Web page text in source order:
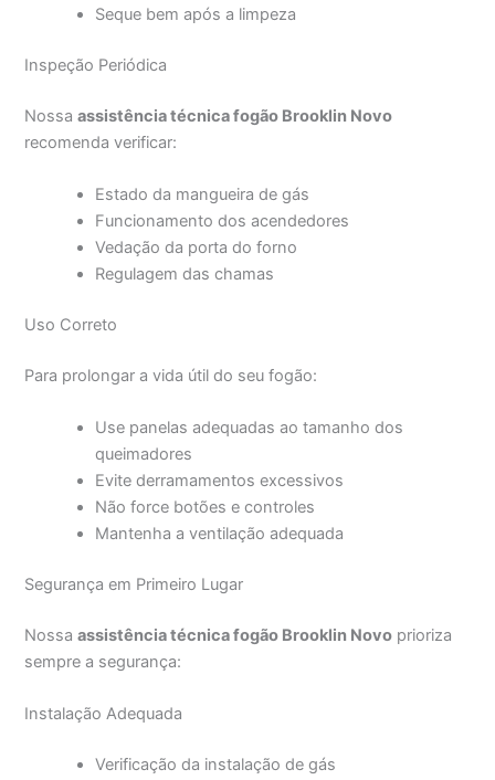
Seque bem após a limpeza
Inspeção Periódica
Nossaassistência técnica fogão Brooklin Novo
recomenda verificar:
Estado da mangueira de gás
Funcionamento dos acendedores
Vedação da porta do forno
Regulagem das chamas
Uso Correto
Para prolongar a vida útil do seu fogão:
Use panelas adequadas ao tamanho dos
queimadores
Evite derramamentos excessivos
Não force botões e controles
Mantenha a ventilação adequada
Segurança em Primeiro Lugar
Nossaassistência técnica fogão Brooklin Novo prioriza
sempre a segurança:
Instalação Adequada
Verificação da instalação de gás